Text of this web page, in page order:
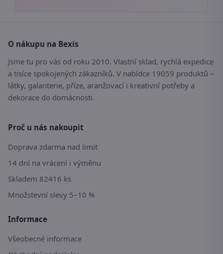
O nákupu na Bexis
Jsme tu pro vás od roku 2010. Vlastní sklad, rychlá expedice
a tisíce spokojených zákazníků. V nabídce 19059 produktů –
látky, galanterie, příze, aranžovací i kreativní potřeby a
dekorace do domácnosti.
Proč u nás nakoupit
Doprava zdarma nad limit
14 dní na vrácení i výměnu
Skladem 82416 ks
Množstevní slevy 5–10 %
Informace
Všeobecné informace